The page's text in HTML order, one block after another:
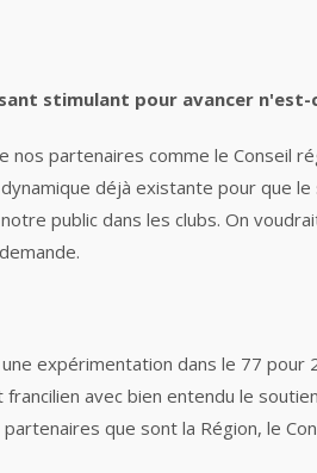
stimulant pour avancer n'est-
nos partenaires comme le Conseil
déjà existante pour que
public dans les clubs. On
expérimentation dans le 77
avec bien entendu le
que sont la Région, le